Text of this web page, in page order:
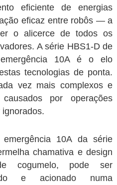
eficiente de energias
eficaz entre robôs — a
o alicerce de todos os
A série HBS1-D de
10A é o elo
tecnologias de ponta.
vez mais complexos e
por operações
10A da série
chamativa e design
cogumelo, pode ser
e acionado numa